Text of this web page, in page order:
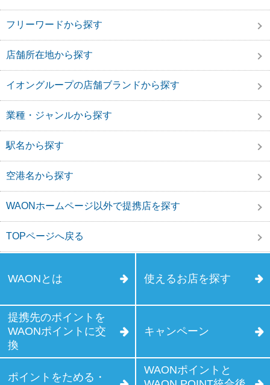
フリーワードから探す
店舗所在地から探す
イオングループの店舗ブランドから探す
業種・ジャンルから探す
駅名から探す
空港名から探す
WAONホームページ以外で提携店を探す
TOPページへ戻る